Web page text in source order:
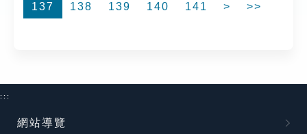
137
138 139 140 141 > >>
:::
網站導覽